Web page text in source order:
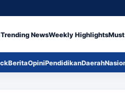
Trending NewsWeekly HighlightsMust
BeritaOpiniPendidikanDaerah